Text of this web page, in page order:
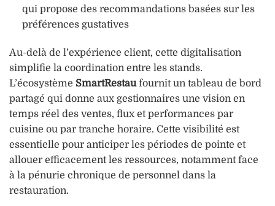
qui propose des recommandations basées sur les
préférences gustatives
Au-delà de l’expérience client, cette digitalisation
simplifie la coordination entre les stands.
L’écosystème SmartRestaufournit un tableau de bord
partagé qui donne aux gestionnaires une vision en
temps réel des ventes, flux et performances par
cuisine ou par tranche horaire. Cette visibilité est
essentielle pour anticiper les périodes de pointe et
allouer efficacement les ressources, notamment face
à la pénurie chronique de personnel dans la
restauration.